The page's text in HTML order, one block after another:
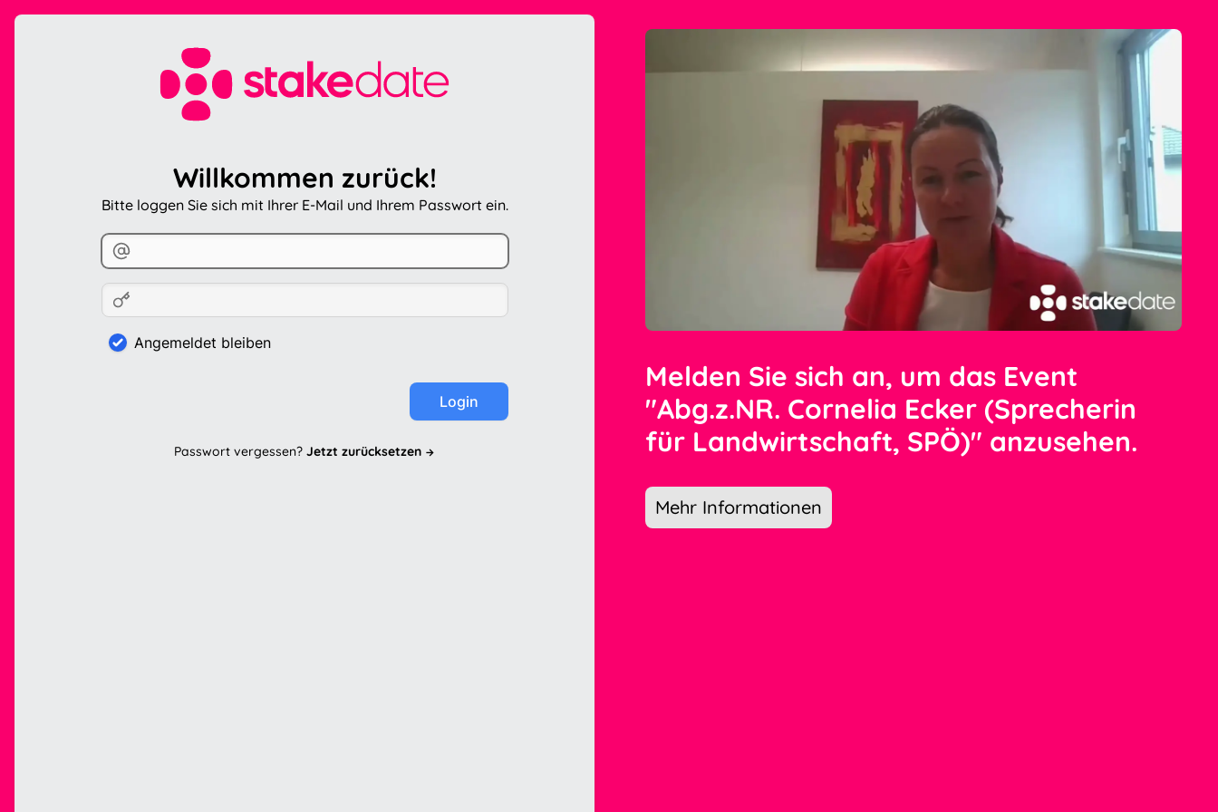
Willkommen zurück!
Bitte loggen Sie sich mit Ihrer E-Mail und Ihrem Passwort ein.
Angemeldet bleiben
Login
Passwort vergessen? Jetzt zurücksetzen
Melden Sie sich an, um das Event
"Abg.z.NR. Cornelia Ecker (Sprecherin
für Landwirtschaft, SPÖ)" anzusehen.
Mehr Informationen